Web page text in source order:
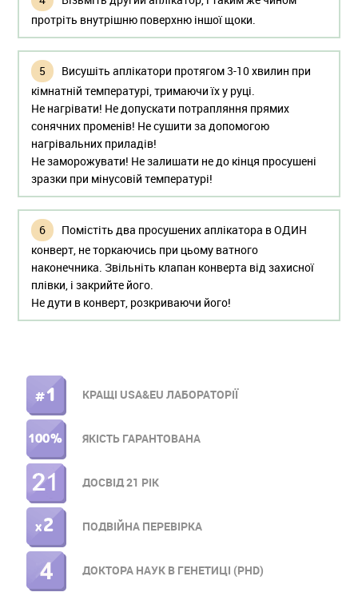
протріть внутрішню поверхню іншої щоки.
Висушіть аплікатори протягом 3-10 хвилин при
кімнатній температурі, тримаючи їх у руці.
Не нагрівати! Не допускати потрапляння прямих
сонячних променів! Не сушити за допомогою
нагрівальних приладів!
Не заморожувати! Не залишати не до кінця просушені
зразки при мінусовій температурі!
Помістіть два просушених аплікатора в ОДИН
конверт, не торкаючись при цьому ватного
наконечника. Звільніть клапан конверта від захисної
плівки, і закрийте його.
Не дути в конверт, розкриваючи його!
ПРАВОЕ
МЕНЮ
КРАЩІ USA&EU ЛАБОРАТОРІЇ
ЯКІСТЬ ГАРАНТОВАНА
ДОСВІД 21 РІК
ПОДВІЙНА ПЕРЕВІРКА
ДОКТОРА НАУК В ГЕНЕТИЦІ (PHD)